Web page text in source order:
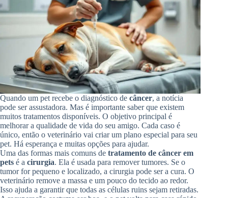
Quando um pet recebe o diagnóstico de câncer, a notícia
pode ser assustadora. Mas é importante saber que existem
muitos tratamentos disponíveis. O objetivo principal é
melhorar a qualidade de vida do seu amigo. Cada caso é
único, então o veterinário vai criar um plano especial para seu
pet. Há esperança e muitas opções para ajudar.
Uma das formas mais comuns de tratamento de câncer em
pets é a cirurgia. Ela é usada para remover tumores. Se o
tumor for pequeno e localizado, a cirurgia pode ser a cura. O
veterinário remove a massa e um pouco do tecido ao redor.
Isso ajuda a garantir que todas as células ruins sejam retiradas.